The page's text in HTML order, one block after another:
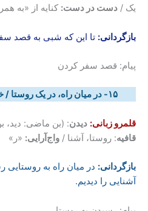
یک / دست در دست: کنایه از «به
بازگردانی: تا این که شبی به قصد
پیام: قصد سفر کردن
۱۵- در میان راه، در یک روستا / خانه ای دیدیم، خوب و آشنا
قلمرو زبانی: دیدن: (بن ماضی: دید،
قافیه: روستا، آشنا / واج‌آرایی: «ر»
بازگردانی: در میان راه به روستایی
آشنایی را دیدیم.